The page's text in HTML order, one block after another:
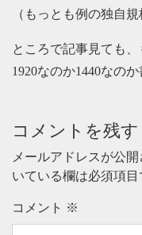
（もっとも例の独自
ところで記事見ても
1920なのか1440なの
コメントを残す
メールアドレスが公開
いている欄は必須項目
コメント ※